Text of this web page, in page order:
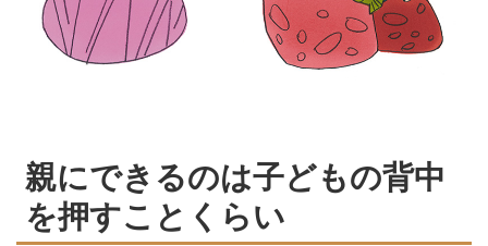
親にできるのは子どもの背中
を押すことくらい